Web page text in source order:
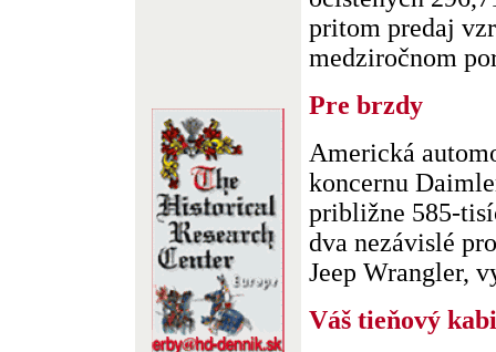
pritom predaj
medziročnom
Pre brzdy
Americká
koncernu
približne 585-
dva nezávislé
Jeep Wrangler,
Váš tieňový